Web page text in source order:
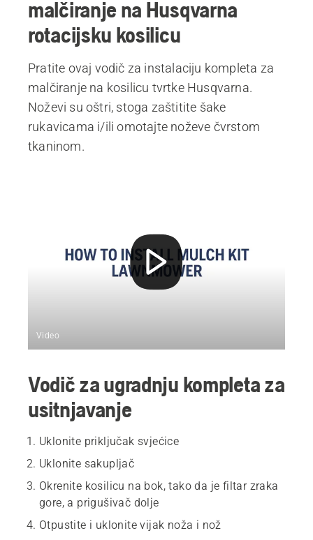
malčiranje na Husqvarna
rotacijsku kosilicu
Pratite ovaj vodič za instalaciju kompleta za
malčiranje na kosilicu tvrtke Husqvarna.
Noževi su oštri, stoga zaštitite šake
rukavicama i/ili omotajte noževe čvrstom
tkaninom.
Video
Vodič za ugradnju kompleta za
usitnjavanje
Uklonite priključak svjećice
Uklonite sakupljač
Okrenite kosilicu na bok, tako da je filtar zraka
gore, a prigušivač dolje
Otpustite i uklonite vijak noža i nož